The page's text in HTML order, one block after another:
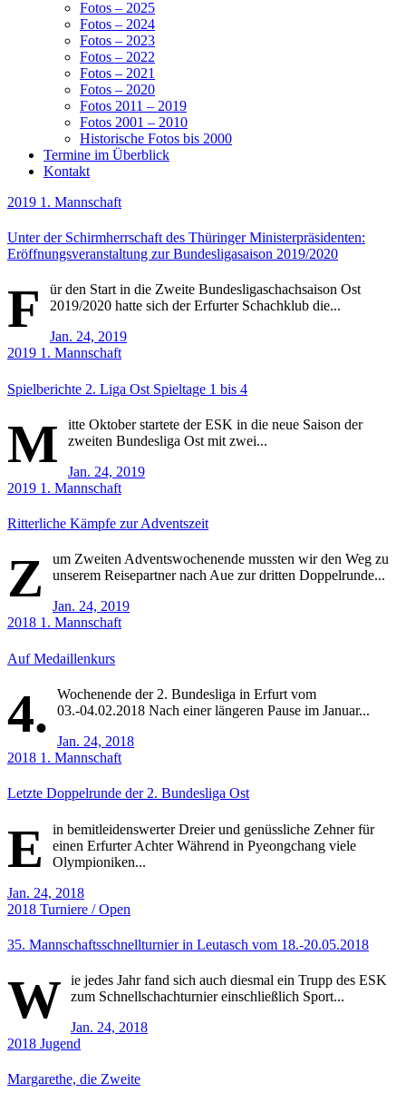
Fotos – 2025
Fotos – 2024
Fotos – 2023
Fotos – 2022
Fotos – 2021
Fotos – 2020
Fotos 2011 – 2019
Fotos 2001 – 2010
Historische Fotos bis 2000
Termine im Überblick
Kontakt
2019 1. Mannschaft
Unter der Schirmherrschaft des Thüringer Ministerpräsidenten:
Eröffnungsveranstaltung zur Bundesligasaison 2019/2020
F
ür den Start in die Zweite Bundesligaschachsaison Ost
2019/2020 hatte sich der Erfurter Schachklub die...
Jan. 24, 2019
2019 1. Mannschaft
Spielberichte 2. Liga Ost Spieltage 1 bis 4
M
itte Oktober startete der ESK in die neue Saison der
zweiten Bundesliga Ost mit zwei...
Jan. 24, 2019
2019 1. Mannschaft
Ritterliche Kämpfe zur Adventszeit
Z
um Zweiten Adventswochenende mussten wir den Weg zu
unserem Reisepartner nach Aue zur dritten Doppelrunde...
Jan. 24, 2019
2018 1. Mannschaft
Auf Medaillenkurs
4.
Wochenende der 2. Bundesliga in Erfurt vom
03.-04.02.2018 Nach einer längeren Pause im Januar...
Jan. 24, 2018
2018 1. Mannschaft
Letzte Doppelrunde der 2. Bundesliga Ost
E
in bemitleidenswerter Dreier und genüssliche Zehner für
einen Erfurter Achter Während in Pyeongchang viele
Olympioniken...
Jan. 24, 2018
2018 Turniere / Open
35. Mannschaftsschnellturnier in Leutasch vom 18.-20.05.2018
W
ie jedes Jahr fand sich auch diesmal ein Trupp des ESK
zum Schnellschachturnier einschließlich Sport...
Jan. 24, 2018
2018 Jugend
Margarethe, die Zweite